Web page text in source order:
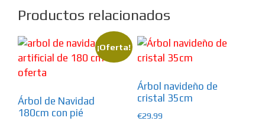
Productos relacionados
¡Oferta!
Árbol de Navidad
180cm con pié
Árbol navideño de
cristal 35cm
€29.99